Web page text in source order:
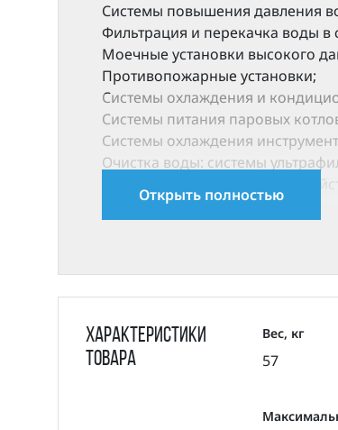
Системы повышения давления
Фильтрация и перекачка воды в
Моечные установки высокого
Противопожарные установки;
Cистемы охлаждения и
Системы питания паровых
Системы охлаждения
Очистка воды: системы
Орошение: полив
Открыть полностью
Характеристики
товара
Вес, кг
57